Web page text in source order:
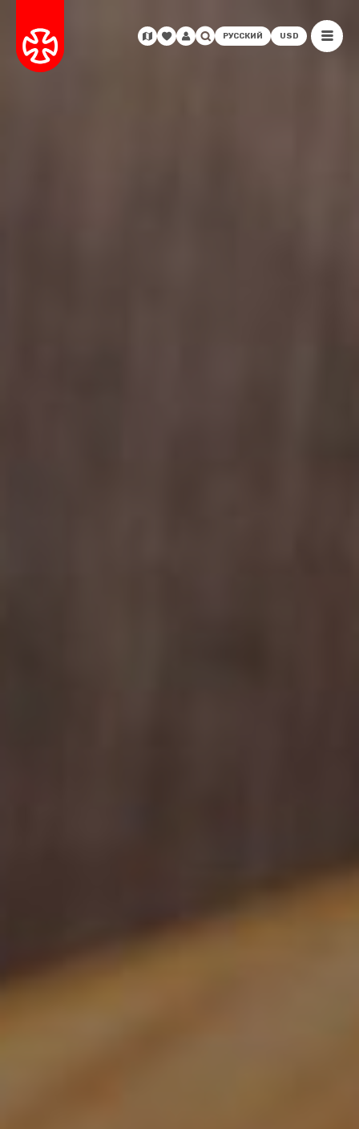
РУССКИЙ USD